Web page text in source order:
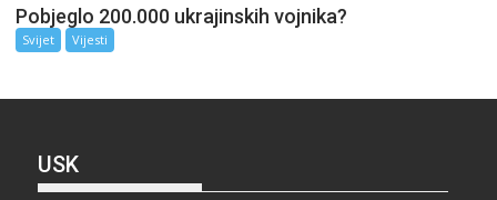
Pobjeglo 200.000 ukrajinskih vojnika?
Svijet Vijesti
USK